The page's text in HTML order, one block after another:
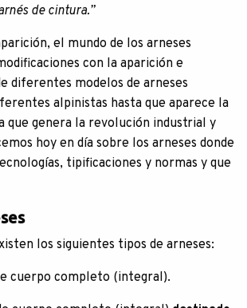
de cintura.”
el mundo de los arneses
con la aparición e
diferentes modelos de arneses
alpinistas hasta que aparece la
que genera la revolución industrial y
hoy en día sobre los arneses donde
tipificaciones y normas y que
los siguientes tipos de arneses:
cuerpo completo (integral).